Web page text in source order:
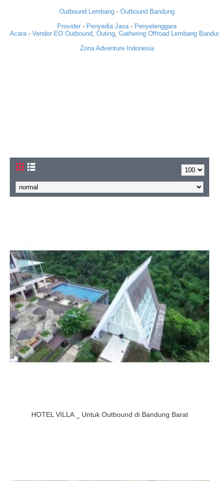
Outbound Lembang - Outbound Bandung
Provider - Penyedia Jasa- Penyelenggara
Acara- Vendor EO Outbound, Outing, Gathering Offroad Lembang
Zona Adventure Indonesia
HOTEL VILLA _ Untuk Outbound di Bandung Barat